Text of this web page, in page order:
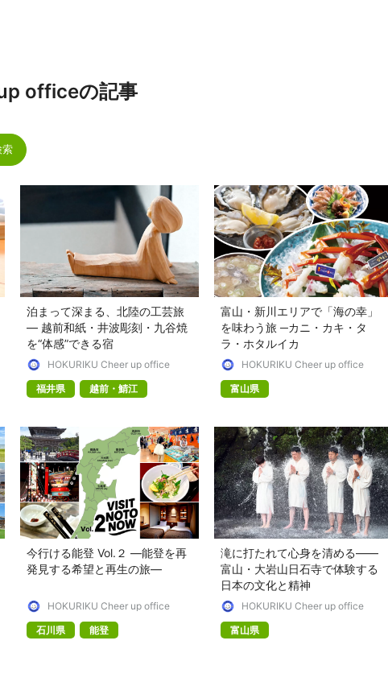
officeの記事
索
泊まって深まる、北陸の工芸旅
― 越前和紙・井波彫刻・九谷焼
を“体感”できる宿
HOKURIKU Cheer up office
福井県
越前・鯖江
富山・新川エリアで「海の幸」
を味わう旅 ─カニ・カキ・タ
ラ・ホタルイカ
HOKURIKU Cheer up office
富山県
今行ける能登 Vol.２ —能登を再
発見する希望と再生の旅—
HOKURIKU Cheer up office
石川県
能登
滝に打たれて心身を清める——
富山・大岩山日石寺で体験する
日本の文化と精神
HOKURIKU Cheer up office
富山県